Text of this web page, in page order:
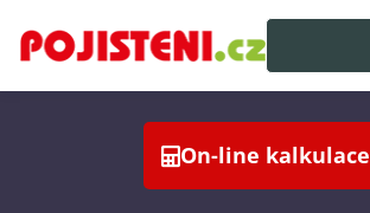
On-line kalkulace